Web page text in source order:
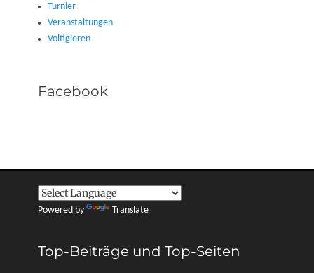
Turnier
Veranstaltungen
Voltigieren
Facebook
Powered by Translate
Top-Beiträge und Top-Seiten